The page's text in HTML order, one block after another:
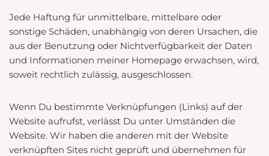
Jede Haftung für unmittelbare, mittelbare oder
sonstige Schäden, unabhängig von deren Ursachen, die
aus der Benutzung oder Nichtverfügbarkeit der Daten
und Informationen meiner Homepage erwachsen, wird,
soweit rechtlich zulässig, ausgeschlossen.
Wenn Du bestimmte Verknüpfungen (Links) auf der
Website aufrufst, verlässt Du unter Umständen die
Website. Wir haben die anderen mit der Website
verknüpften Sites nicht geprüft und übernehmen für